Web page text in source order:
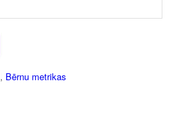
, Bērnu metrikas